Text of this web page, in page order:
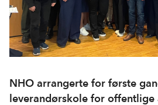
NHO arrangerte for første
leverandørskole for offentlige